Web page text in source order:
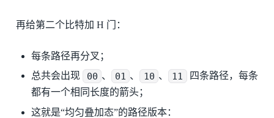
再给第二个比特加 H 门：
每条路径再分叉；
总共会出现
00 、 01 、 10 、 11
四条路径，每条
都有一个相同长度的箭头；
这就是“均匀叠加态”的路径版本：